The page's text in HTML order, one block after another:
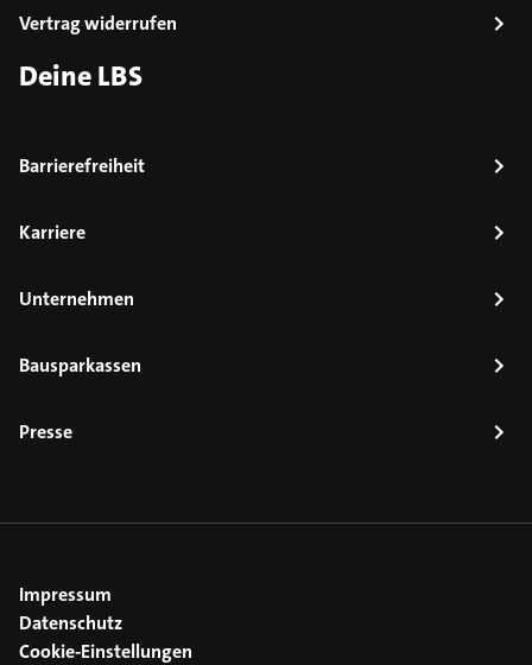
Vertrag widerrufen
Deine LBS
Barrierefreiheit
Karriere
Unternehmen
Bausparkassen
Presse
Impressum
Datenschutz
Cookie-Einstellungen